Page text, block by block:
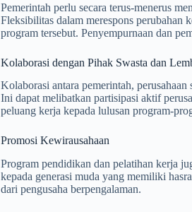
Pemerintah perlu secara terus-menerus
Fleksibilitas dalam merespons perubahan
program tersebut. Penyempurnaan dan
Kolaborasi dengan Pihak Swasta dan
Kolaborasi antara pemerintah,
Ini dapat melibatkan partisipasi aktif
peluang kerja kepada lulusan program-
Promosi Kewirausahaan
Program pendidikan dan pelatihan kerja
kepada generasi muda yang memiliki
dari pengusaha berpengalaman.